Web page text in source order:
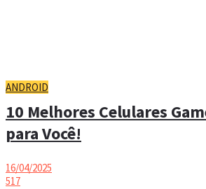
ANDROID
10 Melhores Celulares
para Você!
16/04/2025
517